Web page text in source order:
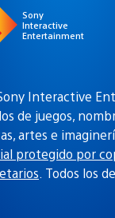
Sony
Interactive
Entertainment
Interactive
de juegos,
artes e
protegido por
. Todos los